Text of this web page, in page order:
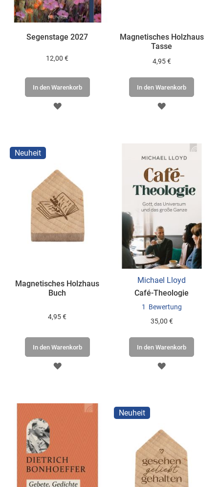
Segenstage 2027
12,00 €
In den Warenkorb
ZUR
Magnetisches Holzhaus
Tasse
4,95 €
In den Warenkorb
ZUR
Neuheit
Magnetisches Holzhaus
Buch
4,95 €
In den Warenkorb
ZUR
Michael Lloyd
Café-Theologie
1 Bewertung
35,00 €
In den Warenkorb
ZUR
Neuheit